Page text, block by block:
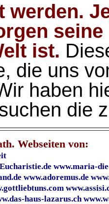
werden.
ist.
die uns
haben
die
Webseiten von:
www.maria-
www.adoremus.de
haus-lazarus.ch